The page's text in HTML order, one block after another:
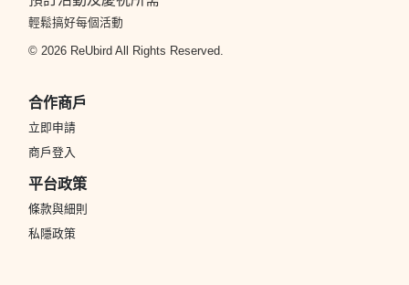
輕鬆搞好每個活動
© 2026 ReUbird All Rights Reserved.
合作商戶
立即申請
商戶登入
平台政策
條款與細則
私隱政策